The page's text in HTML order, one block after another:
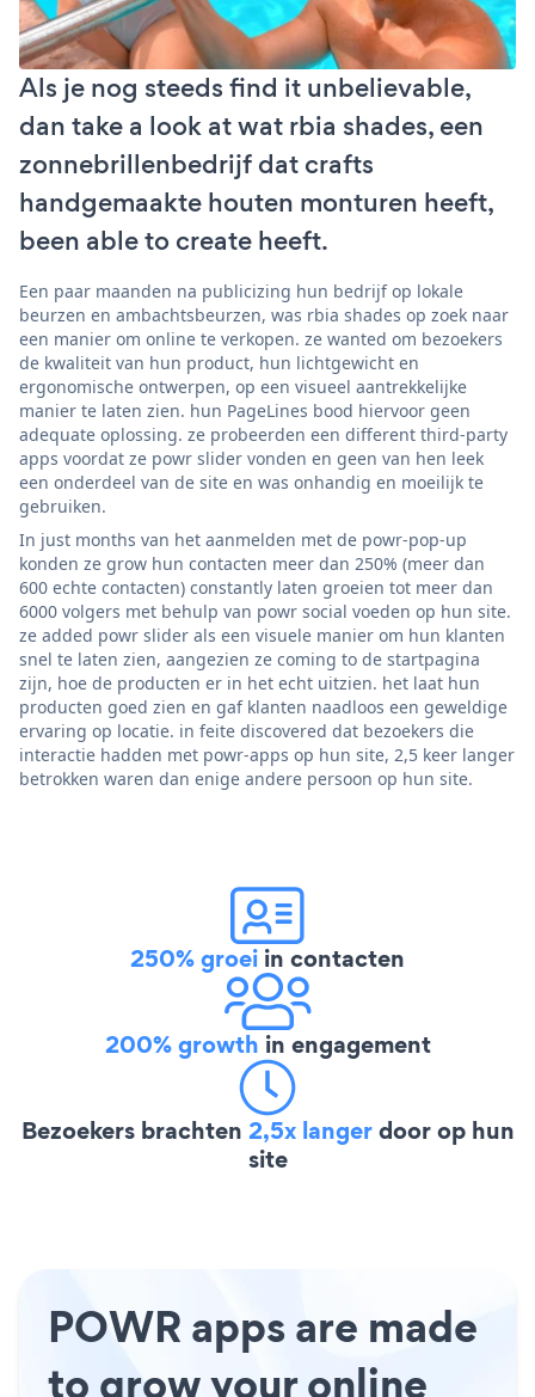
Als je nog steeds find it unbelievable,
dan take a look at wat rbia shades, een
zonnebrillenbedrijf dat crafts
handgemaakte houten monturen heeft,
been able to create heeft.
Een paar maanden na publicizing hun bedrijf op lokale
beurzen en ambachtsbeurzen, was rbia shades op zoek naar
een manier om online te verkopen. ze wanted om bezoekers
de kwaliteit van hun product, hun lichtgewicht en
ergonomische ontwerpen, op een visueel aantrekkelijke
manier te laten zien. hun PageLines bood hiervoor geen
adequate oplossing. ze probeerden een different third-party
apps voordat ze powr slider vonden en geen van hen leek
een onderdeel van de site en was onhandig en moeilijk te
gebruiken.
In just months van het aanmelden met de powr-pop-up
konden ze grow hun contacten meer dan 250% (meer dan
600 echte contacten) constantly laten groeien tot meer dan
6000 volgers met behulp van powr social voeden op hun site.
ze added powr slider als een visuele manier om hun klanten
snel te laten zien, aangezien ze coming to de startpagina
zijn, hoe de producten er in het echt uitzien. het laat hun
producten goed zien en gaf klanten naadloos een geweldige
ervaring op locatie. in feite discovered dat bezoekers die
interactie hadden met powr-apps op hun site, 2,5 keer langer
betrokken waren dan enige andere persoon op hun site.
250% groei in contacten
200% growth in engagement
Bezoekers brachten 2,5x langerdoor op hun
site
POWR apps are made
to grow your online